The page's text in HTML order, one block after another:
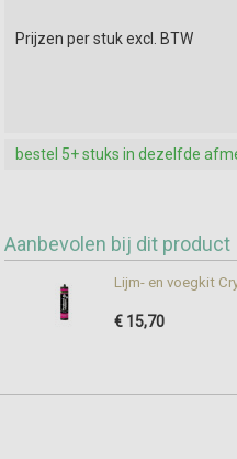
Prijzen per stuk excl. BTW
bestel 5+ stuks in dezelfde
Aanbevolen bij dit product
Lijm- en voegkit
€ 15,70